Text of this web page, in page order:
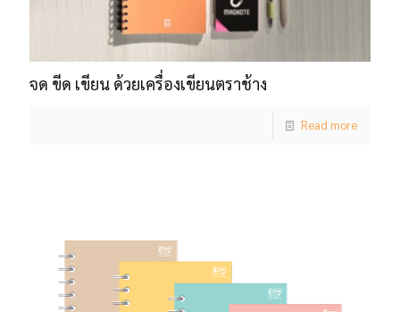
จด ขีด เขียน ด้วยเครื่องเขียนตราช้าง
Read more